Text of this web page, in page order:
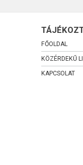
FŐOLDAL
KÖZÉRDEKŰ
KAPCSOLAT